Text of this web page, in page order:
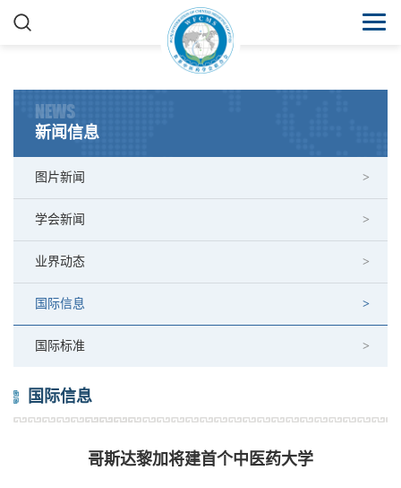
NEWS
新闻信息
图片新闻
学会新闻
业界动态
国际信息
国际标准
国际信息
哥斯达黎加将建首个中医药大学